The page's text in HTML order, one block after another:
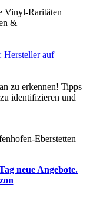
Vinyl-Raritäten
&
Hersteller auf
zu erkennen! Tipps
identifizieren und
Eberstetten –
neue Angebote.